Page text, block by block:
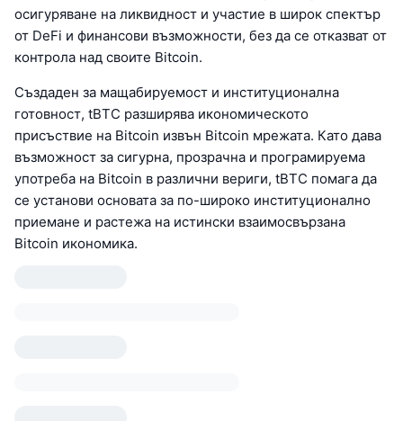
осигуряване на ликвидност и участие в широк спектър
от DeFi и финансови възможности, без да се отказват от
контрола над своите Bitcoin.
Създаден за мащабируемост и институционална
готовност, tBTC разширява икономическото
присъствие на Bitcoin извън Bitcoin мрежата. Като дава
възможност за сигурна, прозрачна и програмируема
употреба на Bitcoin в различни вериги, tBTC помага да
се установи основата за по-широко институционално
приемане и растежа на истински взаимосвързана
Bitcoin икономика.